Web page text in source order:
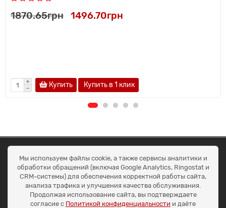
1870.65грн 1496.70грн
Купить Купить в 1 клик
ОКЕАН ТРЕЙД
Договір публичної оферти
Доставка та оплата
Наші контакти
Умови повернення
+38 (099) 452-20-02
Мы используем файлы cookie, а также сервисы аналитики и
обработки обращений (включая Google Analytics, Ringostat и
CRM-системы) для обеспечения корректной работы сайта,
анализа трафика и улучшения качества обслуживания.
Продолжая использование сайта, вы подтверждаете
согласие с Политикой конфиденциальности и даёте